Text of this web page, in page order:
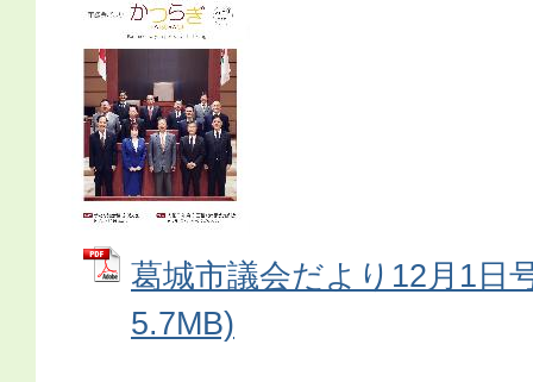
葛城市議会だより12月1日
5.7MB)